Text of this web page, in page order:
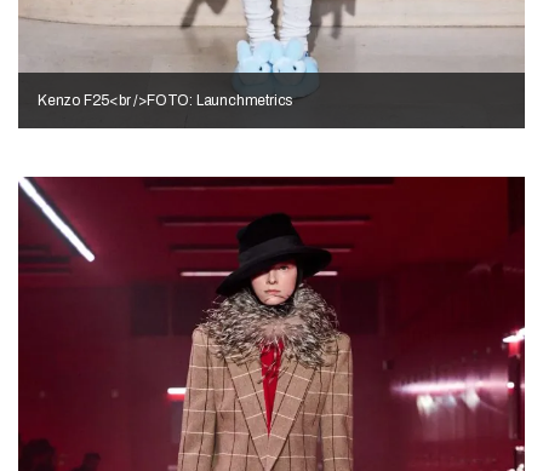
Kenzo F25<br />FOTO: Launchmetrics